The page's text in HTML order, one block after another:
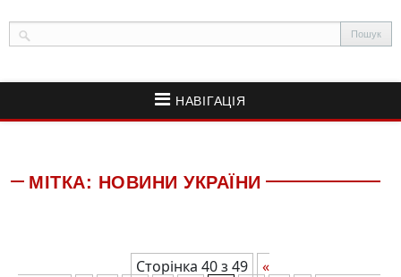
НАВІГАЦІЯ
МІТКА: НОВИНИ УКРАЇНИ
Сторінка 40 з 49
«